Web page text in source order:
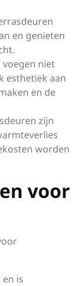
en genieten
voegen niet
esthetiek aan
en de
zijn
worden
voor
is